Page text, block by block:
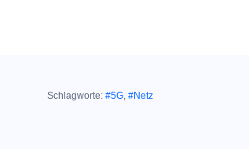
Schlagworte: #5G, #Netz